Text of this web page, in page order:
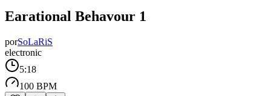
Earational Behavour 1
porSoLaRiS
electronic
5:18
100 BPM